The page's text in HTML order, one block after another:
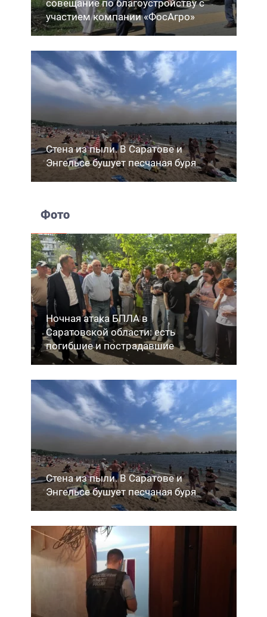
совещание по благоустройству с
участием компании «ФосАгро»
Стена из пыли. В Саратове и
Энгельсе бушует песчаная буря
Фото
Ночная атака БПЛА в
Саратовской области: есть
погибшие и пострадавшие
Стена из пыли. В Саратове и
Энгельсе бушует песчаная буря